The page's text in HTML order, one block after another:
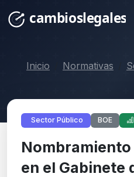
Inicio Normativas
Sector Público BOE
en el Gabinete